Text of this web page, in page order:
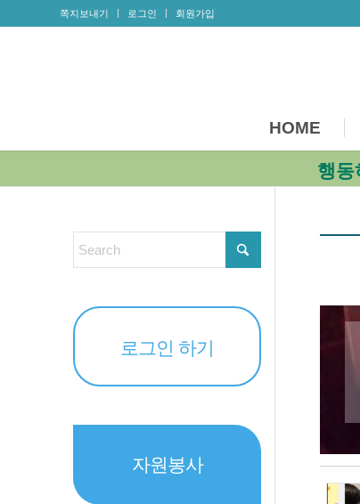
쪽지보내기 로그인 회원가입
HOME
행동
로그인 하기
자원봉사